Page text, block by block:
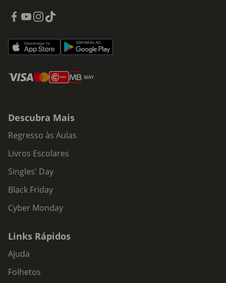
Descubra Mais
Regresso às Aulas
Livros Escolares
Singles' Day
Black Friday
Cyber Monday
Links Rápidos
Ajuda
Folhetos